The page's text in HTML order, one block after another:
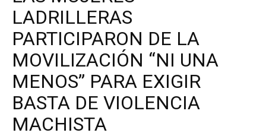
LADRILLERAS
PARTICIPARON DE LA
MOVILIZACIÓN “NI UNA
MENOS” PARA EXIGIR
BASTA DE VIOLENCIA
MACHISTA